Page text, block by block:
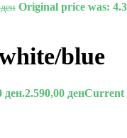
ден Original price was:
blue
ден.2.590,00 денCurrent